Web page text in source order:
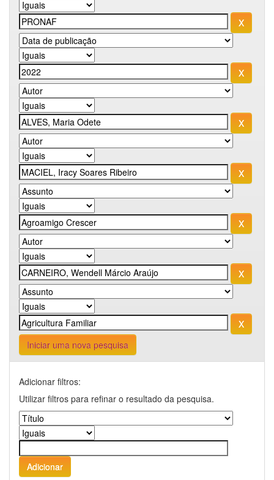
Iniciar uma nova pesquisa
Adicionar filtros:
Utilizar filtros para refinar o resultado da pesquisa.